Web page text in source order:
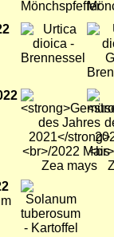
Bild Bild
Bild Bild
Bild